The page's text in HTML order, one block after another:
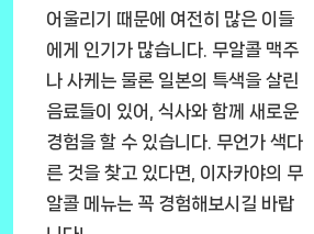
어울리기 때문에 여전히 많은 이들
에게 인기가 많습니다. 무알콜 맥주
나 사케는 물론 일본의 특색을 살린
음료들이 있어, 식사와 함께 새로운
경험을 할 수 있습니다. 무언가 색다
른 것을 찾고 있다면, 이자카야의 무
알콜 메뉴는 꼭 경험해보시길 바랍